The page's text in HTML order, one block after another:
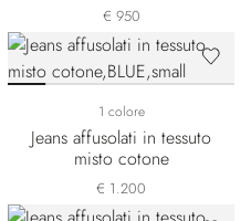
€ 950
1 colore
Jeans affusolati in tessuto
misto cotone
€ 1.200